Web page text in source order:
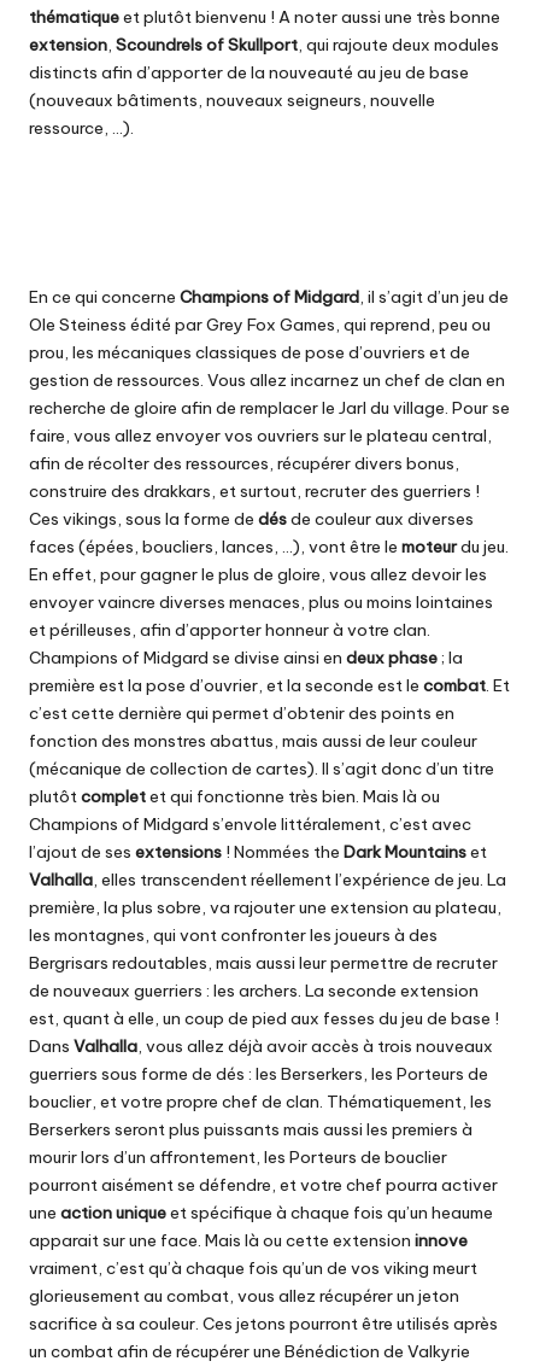
thématiqueet plutôt bienvenu ! A noter aussi une très bonne
extension, Scoundrels of Skullport, qui rajoute deux modules
distincts afin d’apporter de la nouveauté au jeu de base
(nouveaux bâtiments, nouveaux seigneurs, nouvelle
ressource, …).
En ce qui concerne Champions of Midgard, il s’agit d’un jeu de
Ole Steiness édité par Grey Fox Games, qui reprend, peu ou
prou, les mécaniques classiques de pose d’ouvriers et de
gestion de ressources. Vous allez incarnez un chef de clan en
recherche de gloire afin de remplacer le Jarl du village. Pour se
faire, vous allez envoyer vos ouvriers sur le plateau central,
afin de récolter des ressources, récupérer divers bonus,
construire des drakkars, et surtout, recruter des guerriers !
Ces vikings, sous la forme de désde couleur aux diverses
faces (épées, boucliers, lances, …), vont être le moteurdu jeu.
En effet, pour gagner le plus de gloire, vous allez devoir les
envoyer vaincre diverses menaces, plus ou moins lointaines
et périlleuses, afin d’apporter honneur à votre clan.
Champions of Midgard se divise ainsi en deux phase; la
première est la pose d’ouvrier, et la seconde est le combat. Et
c’est cette dernière qui permet d’obtenir des points en
fonction des monstres abattus, mais aussi de leur couleur
(mécanique de collection de cartes). Il s’agit donc d’un titre
plutôtcompletet qui fonctionne très bien. Mais là ou
Champions of Midgard s’envole littéralement, c’est avec
l’ajout de ses extensions ! Nommées the DarkMountainset
Valhalla, elles transcendent réellement l’expérience de jeu. La
première, la plus sobre, va rajouter une extension au plateau,
les montagnes, qui vont confronter les joueurs à des
Bergrisars redoutables, mais aussi leur permettre de recruter
de nouveaux guerriers : les archers. La seconde extension
est, quant à elle, un coup de pied aux fesses du jeu de base !
Dans Valhalla, vous allez déjà avoir accès à trois nouveaux
guerriers sous forme de dés : les Berserkers, les Porteurs de
bouclier, et votre propre chef de clan. Thématiquement, les
Berserkers seront plus puissants mais aussi les premiers à
mourir lors d’un affrontement, les Porteurs de bouclier
pourront aisément se défendre, et votre chef pourra activer
une action uniqueet spécifique à chaque fois qu’un heaume
apparait sur une face. Mais là ou cette extension innove
vraiment, c’est qu’à chaque fois qu’un de vos viking meurt
glorieusement au combat, vous allez récupérer un jeton
sacrifice à sa couleur. Ces jetons pourront être utilisés après
un combat afin de récupérer une Bénédiction de Valkyrie